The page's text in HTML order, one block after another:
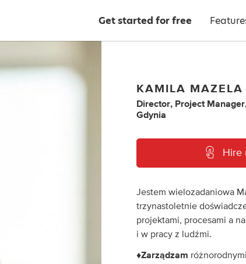
Get started for free
KAMILA MAZELA
Director, Project Manager
Gdynia
Hire
Jestem wielozadaniowa
trzynastoletnie
projektami, procesami a
i w pracy z ludźmi.
♦Zarządzam